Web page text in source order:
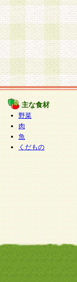
主な食材
野菜
肉
魚
くだもの